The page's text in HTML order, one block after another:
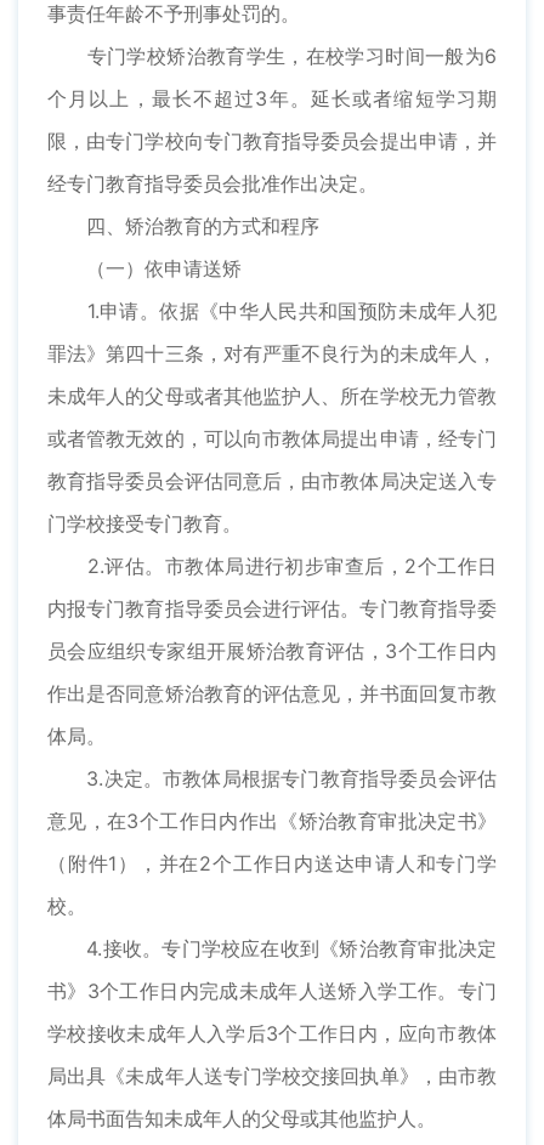
事责任年龄不予刑事处罚的。
专门学校矫治教育学生，在校学习时间一般为6
个月以上，最长不超过3年。延长或者缩短学习期
限，由专门学校向专门教育指导委员会提出申请，并
经专门教育指导委员会批准作出决定。
四、矫治教育的方式和程序
（一）依申请送矫
1.申请。依据《中华人民共和国预防未成年人犯
罪法》第四十三条，对有严重不良行为的未成年人，
未成年人的父母或者其他监护人、所在学校无力管教
或者管教无效的，可以向市教体局提出申请，经专门
教育指导委员会评估同意后，由市教体局决定送入专
门学校接受专门教育。
2.评估。市教体局进行初步审查后，2个工作日
内报专门教育指导委员会进行评估。专门教育指导委
员会应组织专家组开展矫治教育评估，3个工作日内
作出是否同意矫治教育的评估意见，并书面回复市教
体局。
3.决定。市教体局根据专门教育指导委员会评估
意见，在3个工作日内作出《矫治教育审批决定书》
（附件1），并在2个工作日内送达申请人和专门学
校。
4.接收。专门学校应在收到《矫治教育审批决定
书》3个工作日内完成未成年人送矫入学工作。专门
学校接收未成年人入学后3个工作日内，应向市教体
局出具《未成年人送专门学校交接回执单》，由市教
体局书面告知未成年人的父母或其他监护人。